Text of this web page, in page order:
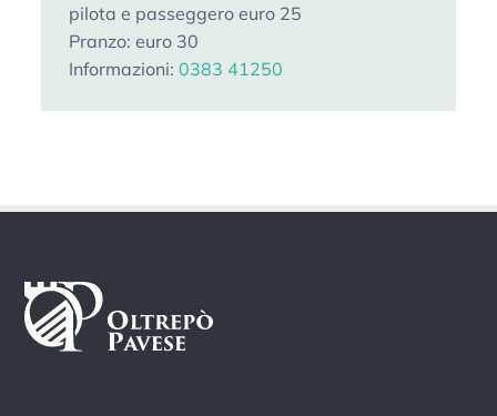
pilota e passeggero euro 25
Pranzo: euro 30
Informazioni:0383 41250